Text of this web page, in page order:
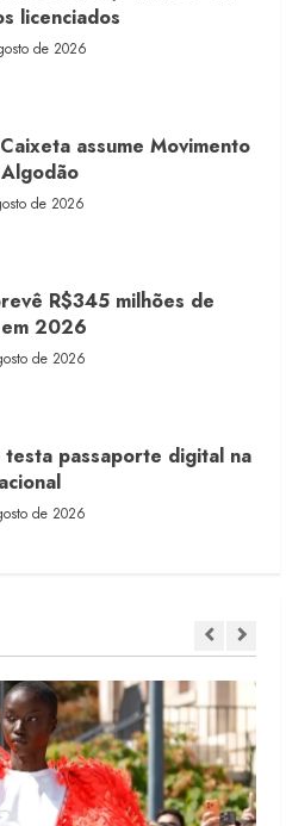
de 2026
R$345 milhões de
2026
de 2026
passaporte digital na
de 2026
Pais reforça retomada da
varejo
de 2026
assume Movimento